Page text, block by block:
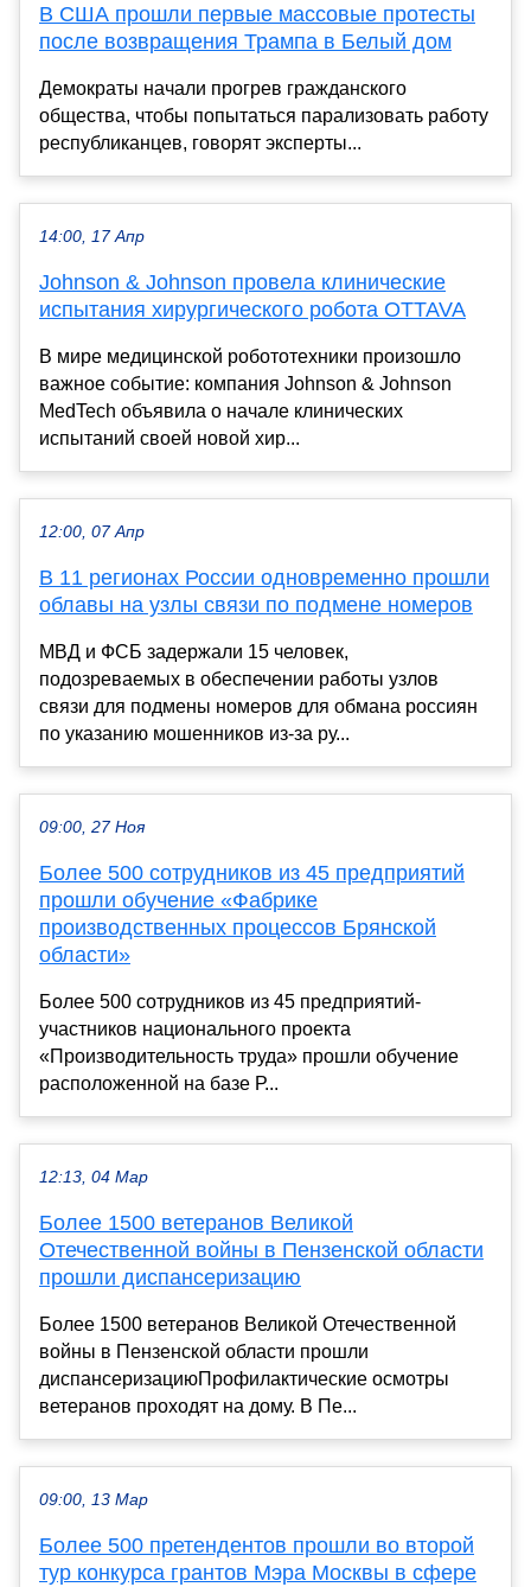
В США прошли первые массовые протесты
после возвращения Трампа в Белый дом
Демократы начали прогрев гражданского
общества, чтобы попытаться парализовать работу
республиканцев, говорят эксперты...
14:00, 17 Апр
Johnson & Johnson провела клинические
испытания хирургического робота OTTAVA
В мире медицинской робототехники произошло
важное событие: компания Johnson & Johnson
MedTech объявила о начале клинических
испытаний своей новой хир...
12:00, 07 Апр
В 11 регионах России одновременно прошли
облавы на узлы связи по подмене номеров
МВД и ФСБ задержали 15 человек,
подозреваемых в обеспечении работы узлов
связи для подмены номеров для обмана россиян
по указанию мошенников из-за ру...
09:00, 27 Ноя
Более 500 сотрудников из 45 предприятий
прошли обучение «Фабрике
производственных процессов Брянской
области»
Более 500 сотрудников из 45 предприятий-
участников национального проекта
«Производительность труда» прошли обучение
расположенной на базе Р...
12:13, 04 Мар
Более 1500 ветеранов Великой
Отечественной войны в Пензенской области
прошли диспансеризацию
Более 1500 ветеранов Великой Отечественной
войны в Пензенской области прошли
диспансеризациюПрофилактические осмотры
ветеранов проходят на дому. В Пе...
09:00, 13 Мар
Более 500 претендентов прошли во второй
тур конкурса грантов Мэра Москвы в сфере